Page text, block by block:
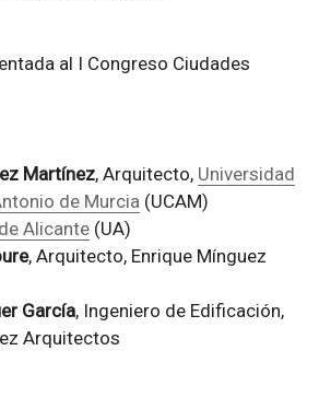
al I Congreso Ciudades
Martínez, Arquitecto, Universidad
de Murcia(UCAM)
Alicante(UA)
, Arquitecto, Enrique Mínguez
García, Ingeniero de Edificación,
Arquitectos